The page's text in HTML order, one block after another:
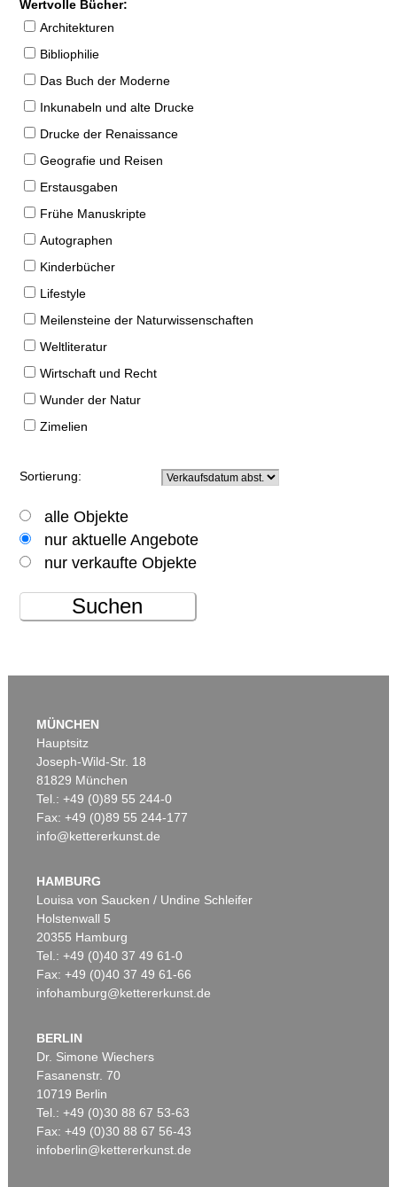
Wertvolle Bücher:
Architekturen
Bibliophilie
Das Buch der Moderne
Inkunabeln und alte Drucke
Drucke der Renaissance
Geografie und Reisen
Erstausgaben
Frühe Manuskripte
Autographen
Kinderbücher
Lifestyle
Meilensteine der Naturwissenschaften
Weltliteratur
Wirtschaft und Recht
Wunder der Natur
Zimelien
Sortierung:
alle Objekte
nur aktuelle Angebote
nur verkaufte Objekte
Suchen
MÜNCHEN
Hauptsitz
Joseph-Wild-Str. 18
81829 München
Tel.: +49 (0)89 55 244-0
Fax: +49 (0)89 55 244-177
info@kettererkunst.de
HAMBURG
Louisa von Saucken / Undine Schleifer
Holstenwall 5
20355 Hamburg
Tel.: +49 (0)40 37 49 61-0
Fax: +49 (0)40 37 49 61-66
infohamburg@kettererkunst.de
BERLIN
Dr. Simone Wiechers
Fasanenstr. 70
10719 Berlin
Tel.: +49 (0)30 88 67 53-63
Fax: +49 (0)30 88 67 56-43
infoberlin@kettererkunst.de